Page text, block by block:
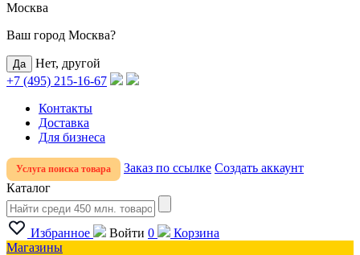
Москва
Ваш город Москва?
Нет, другой
+7 (495) 215-16-67
Контакты
Доставка
Для бизнеса
Услуга поиска товара Заказ по ссылке Создать аккаунт
Каталог
Избранное Войти 0
Корзина
Магазины